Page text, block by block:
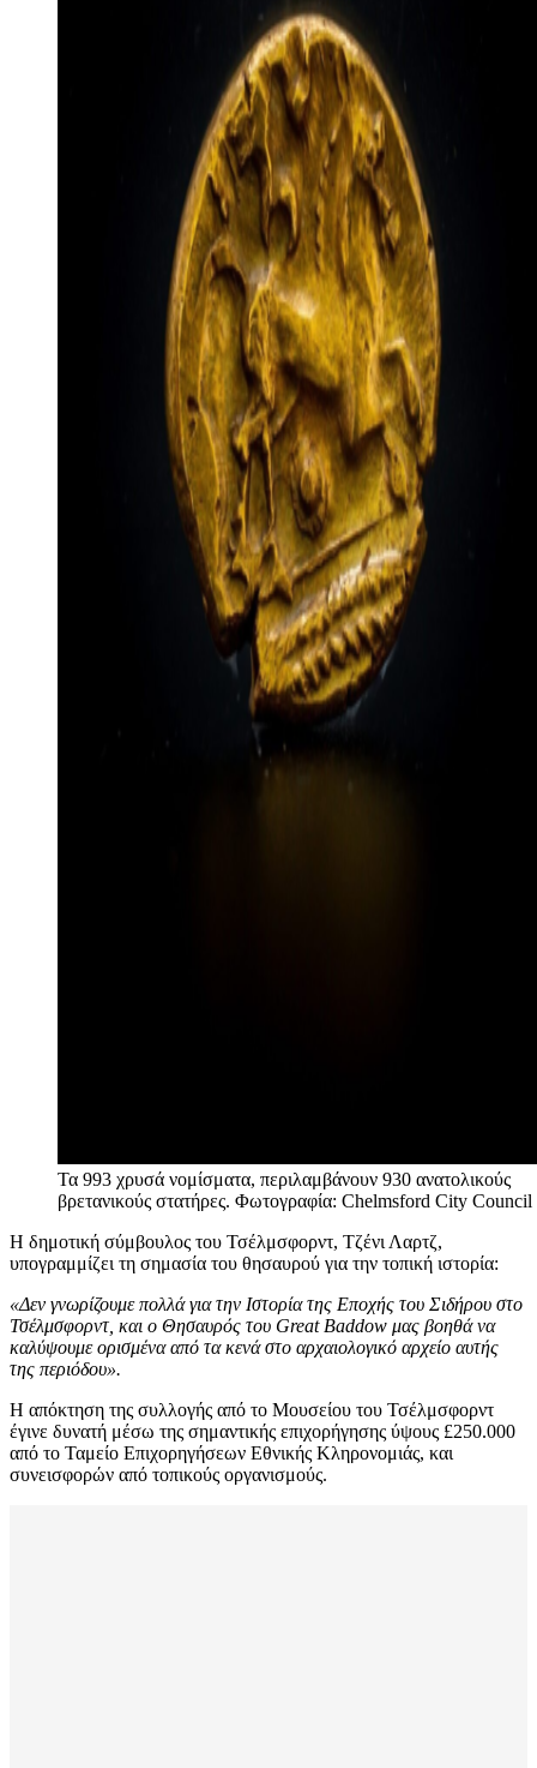
Τα 993 χρυσά νομίσματα, περιλαμβάνουν 930 ανατολικούς
βρετανικούς στατήρες. Φωτογραφία: Chelmsford City Council
Η δημοτική σύμβουλος του Τσέλμσφορντ, Τζένι Λαρτζ,
υπογραμμίζει τη σημασία του θησαυρού για την τοπική ιστορία:
«Δεν γνωρίζουμε πολλά για την Ιστορία της Εποχής του Σιδήρου στο
Τσέλμσφορντ, και ο Θησαυρός του Great Baddow μας βοηθά να
καλύψουμε ορισμένα από τα κενά στο αρχαιολογικό αρχείο αυτής
της περιόδου».
Η απόκτηση της συλλογής από το Μουσείου του Τσέλμσφορντ
έγινε δυνατή μέσω της σημαντικής επιχορήγησης ύψους £250.000
από το Ταμείο Επιχορηγήσεων Εθνικής Κληρονομιάς, και
συνεισφορών από τοπικούς οργανισμούς.